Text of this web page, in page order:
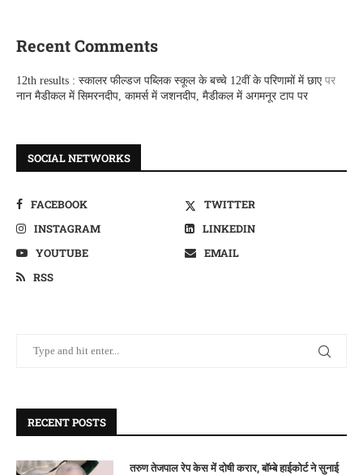
Recent Comments
12th results : स्कालर फील्डज पब्लिक स्कूल के बच्चे 12वीं के परिणामों में छाएपर
नान मैडीकल में सिमरनदीप, कामर्स में जशनदीप, मैडीकल में अगमनूर टाप पर
SOCIAL NETWORKS
FACEBOOK
TWITTER
INSTAGRAM
LINKEDIN
YOUTUBE
EMAIL
RSS
RECENT POSTS
तरुण तेजपाल रेप केस में दोषी करार, बॉम्बे हाईकोर्ट ने सुनाई